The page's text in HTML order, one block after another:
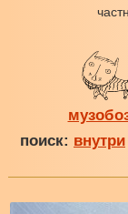
поиск: внутри